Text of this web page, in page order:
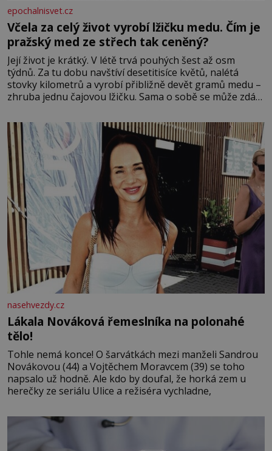
epochalnisvet.cz
Včela za celý život vyrobí lžičku medu. Čím je
pražský med ze střech tak ceněný?
Její život je krátký. V létě trvá pouhých šest až osm
týdnů. Za tu dobu navštíví desetitisíce květů, nalétá
stovky kilometrů a vyrobí přibližně devět gramů medu –
zhruba jednu čajovou lžičku. Sama o sobě se může zdát
tisíc příslušnic svého včelstva, vznikne jeden z
nejdokonalejších organismů
nasehvezdy.cz
Lákala Nováková řemeslníka na polonahé
tělo!
Tohle nemá konce! O šarvátkách mezi manželi Sandrou
Novákovou (44) a Vojtěchem Moravcem (39) se toho
napsalo už hodně. Ale kdo by doufal, že horká zem u
herečky ze seriálu Ulice a režiséra vychladne,